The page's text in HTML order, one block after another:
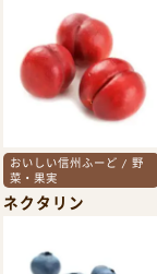
おいしい信州ふーど / 野
菜・果実
ネクタリン